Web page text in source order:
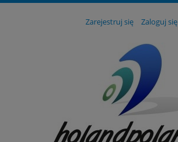
Zarejestruj się Zaloguj się